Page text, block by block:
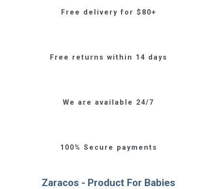
Free delivery for $80+
Free returns within 14 days
We are available 24/7
100% Secure payments
Zaracos - Product For Babies